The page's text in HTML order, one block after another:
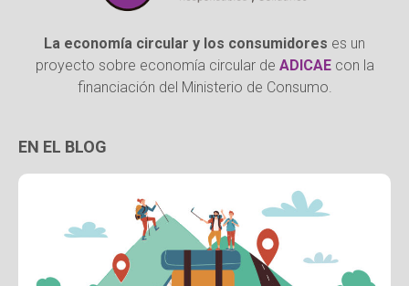
La economía circular y los consumidores es un
proyecto sobre economía circular de ADICAEcon la
financiación del Ministerio de Consumo.
EN EL BLOG